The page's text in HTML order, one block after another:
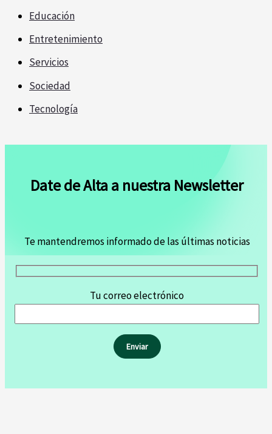
Educación
Entretenimiento
Servicios
Sociedad
Tecnología
Date de Alta a nuestra Newsletter
Te mantendremos informado de las últimas noticias
Tu correo electrónico